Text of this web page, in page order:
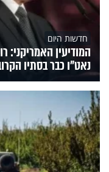
חדשות היום
המודיעין האמריקני:
נאט"ו כבר בסתיו